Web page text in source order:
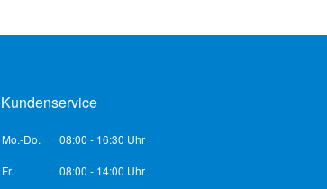
Kundenservice
Mo.-Do. 08:00 - 16:30 Uhr
Fr.
08:00 - 14:00 Uhr